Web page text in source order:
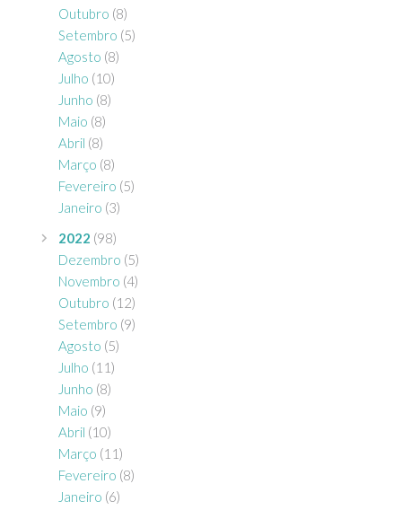
Outubro (8)
Setembro (5)
Agosto (8)
Julho (10)
Junho (8)
Maio (8)
Abril (8)
Março (8)
Fevereiro (5)
Janeiro (3)
2022 (98)
Dezembro (5)
Novembro (4)
Outubro (12)
Setembro (9)
Agosto (5)
Julho (11)
Junho (8)
Maio (9)
Abril (10)
Março (11)
Fevereiro (8)
Janeiro (6)